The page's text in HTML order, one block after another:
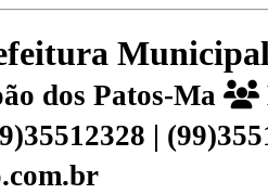
Municipal
dos Patos-Ma
|